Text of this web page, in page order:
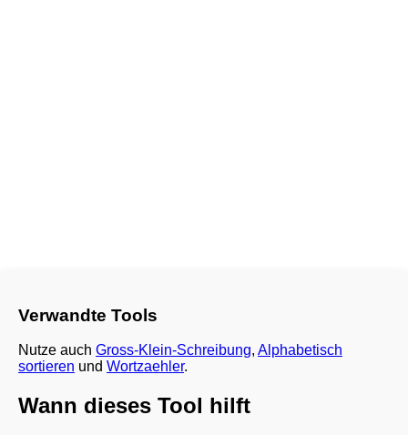
Verwandte Tools
Nutze auch Gross-Klein-Schreibung, Alphabetisch
sortieren und Wortzaehler.
Wann dieses Tool hilft